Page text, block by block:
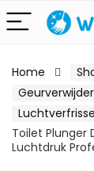
Home
Toilet Plunger
Luchtdruk